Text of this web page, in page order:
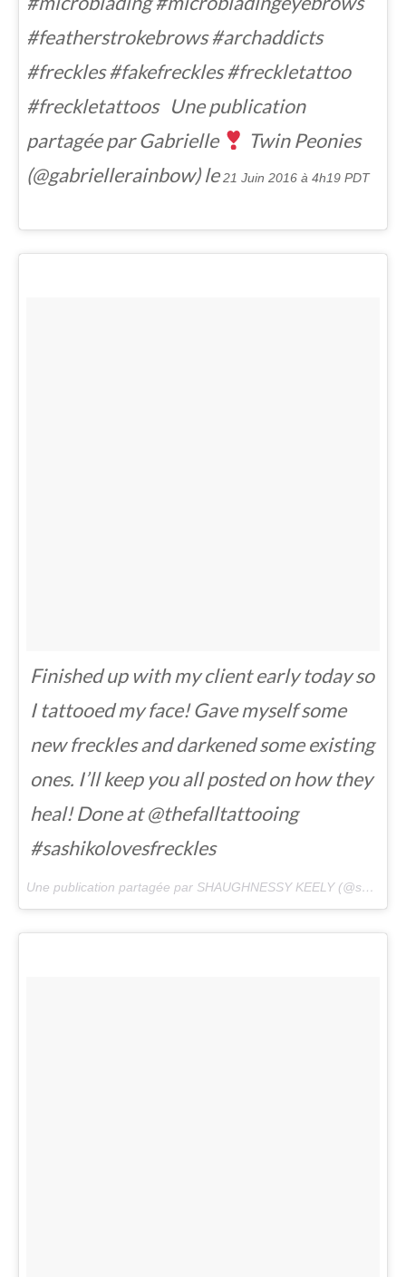
#featherstrokebrows #archaddicts
#freckles #fakefreckles #freckletattoo
#freckletattoos Une publication
partagée par Gabrielle
Twin Peonies
(@gabriellerainbow) le21 Juin 2016 à 4h19 PDT
Finished up with my client early today so
I tattooed my face! Gave myself some
new freckles and darkened some existing
ones. I’ll keep you all posted on how they
heal! Done at @thefalltattooing
#sashikolovesfreckles
Une publication partagée par SHAUGHNESSY KEELY (@shaughnessy) le